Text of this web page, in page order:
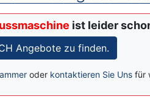
ist leider
Angebote zu finden.
oder kontaktieren Sie Uns für